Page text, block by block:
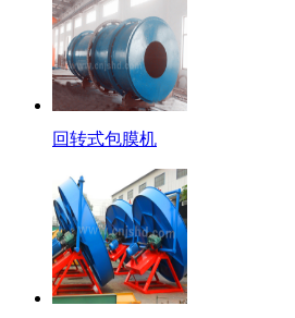
回转式包膜机